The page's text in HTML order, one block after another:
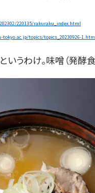
220135/rakuraku_ index.html
tokyo.ac.jp/topics/topics_ 20230926-
うわけ。味噌（発酵食